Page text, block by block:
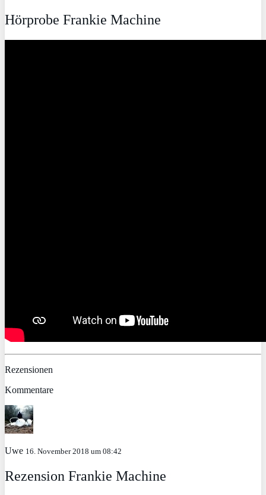
Hörprobe Frankie Machine
Rezensionen
Kommentare
Uwe 16. November 2018 um 08:42
Rezension Frankie Machine